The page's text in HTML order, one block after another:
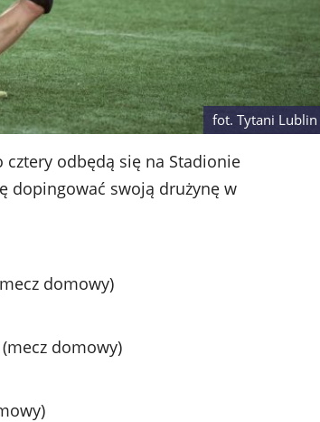
fot. Tytani Lublin
cztery odbędą się na Stadionie
dopingować swoją drużynę w
domowy)
domowy)